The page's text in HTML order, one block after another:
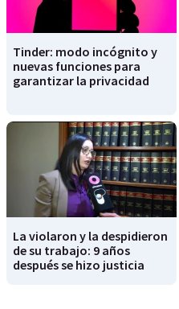
Tinder: modo incógnito y
nuevas funciones para
garantizar la privacidad
La violaron y la despidieron
de su trabajo: 9 años
después se hizo justicia